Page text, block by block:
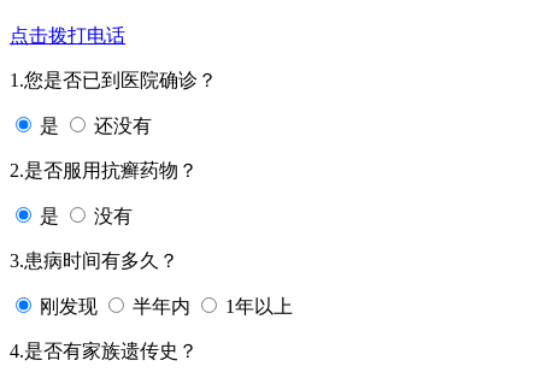
点击拨打电话
1.您是否已到医院确诊？
是 还没有
2.是否服用抗癣药物？
是 没有
3.患病时间有多久？
刚发现 半年内 1年以上
4.是否有家族遗传史？